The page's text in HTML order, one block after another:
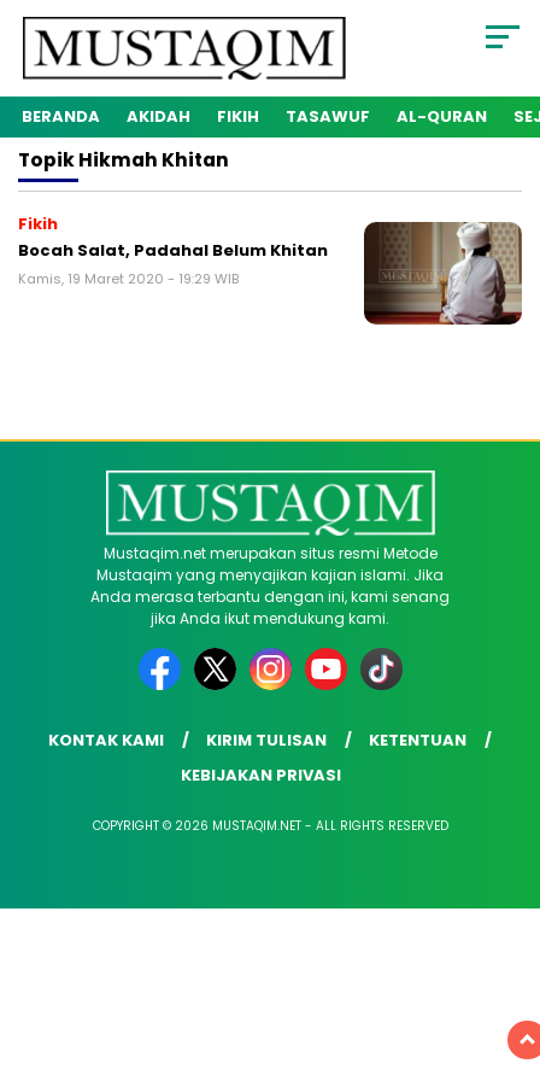
BERANDA AKIDAH FIKIH TASAWUF AL-QURAN
TopikHikmah Khitan
Fikih
Bocah Salat, Padahal Belum Khitan
Kamis, 19 Maret 2020 - 19:29 WIB
Mustaqim.net merupakan situs resmi Metode
Mustaqim yang menyajikan kajian islami. Jika
Anda merasa terbantu dengan ini, kami senang
jika Anda ikut mendukung kami.
KONTAK KAMI KIRIM TULISAN
KETENTUAN
KEBIJAKAN PRIVASI
COPYRIGHT © 2026 MUSTAQIM.NET - ALL RIGHTS RESERVED